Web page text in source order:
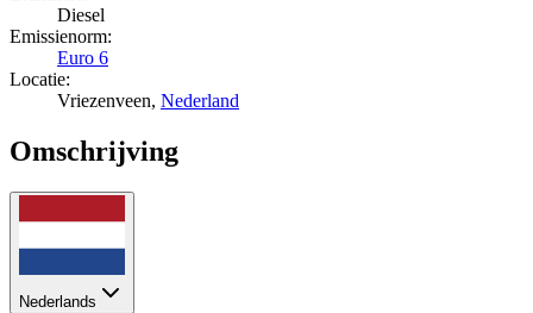
Diesel
Emissienorm:
Euro 6
Locatie:
Vriezenveen, Nederland
Omschrijving
Nederlands